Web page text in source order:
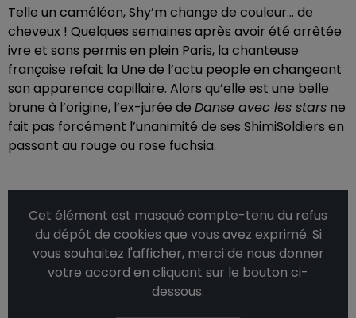
Telle un caméléon, Shy’m change de couleur... de
cheveux ! Quelques semaines après avoir été arrêtée
ivre et sans permis en plein Paris, la chanteuse
française refait la Une de l’actu people en changeant
son apparence capillaire. Alors qu’elle est une belle
brune à l’origine, l’ex-jurée de Danse avec les stars ne
fait pas forcément l’unanimité de ses ShimiSoldiers en
passant au rouge ou rose fuchsia.
Cet élément est masqué compte-tenu du refus
du dépôt de cookies que vous avez exprimé. Si
vous souhaitez l'afficher, merci de nous donner
votre accord en cliquant sur le bouton ci-
dessous.